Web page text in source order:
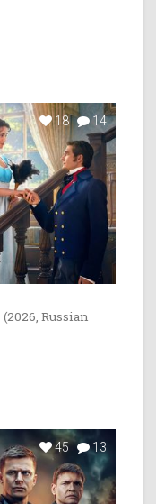
18 14
(2026, Russian
45 13